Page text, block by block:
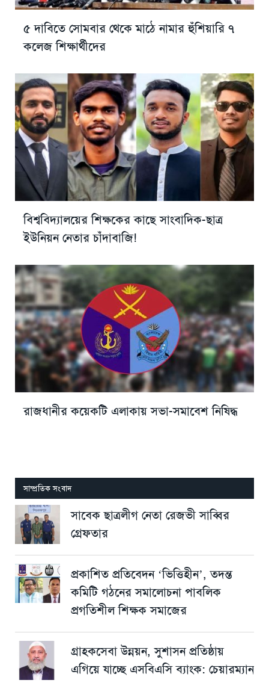
৫ দাবিতে সোমবার থেকে মাঠে নামার হুঁশিয়ারি ৭
কলেজ শিক্ষার্থীদের
বিশ্ববিদ্যালয়ের শিক্ষকের কাছে সাংবাদিক-ছাত্র
ইউনিয়ন নেতার চাঁদাবাজি!
রাজধানীর কয়েকটি এলাকায় সভা-সমাবেশ নিষিদ্ধ
সাম্প্রতিক সংবাদ
সাবেক ছাত্রলীগ নেতা রেজভী সাব্বির
গ্রেফতার
প্রকাশিত প্রতিবেদন ‘ভিত্তিহীন’, তদন্ত
কমিটি গঠনের সমালোচনা পাবলিক
প্রগতিশীল শিক্ষক সমাজের
গ্রাহকসেবা উন্নয়ন, সুশাসন প্রতিষ্ঠায়
এগিয়ে যাচ্ছে এসবিএসি ব্যাংক: চেয়ারম্যান